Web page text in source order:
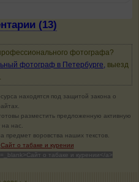
(13)
фотографа?
фотограф в Петербурге, выезд
находятся под защитой закона о
разместить предложенную активную
на нас.
предмет воровства наших текстов.
Сайт о табаке и курении
о табаке и курении</a>